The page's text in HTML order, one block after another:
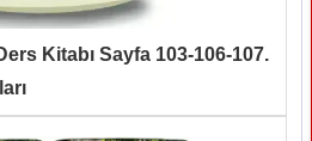
Kitabı Sayfa 103-106-107.